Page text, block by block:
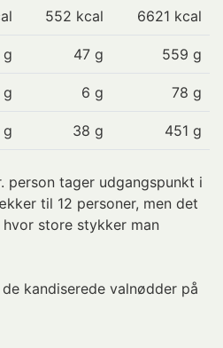
552 kcal 6621 kcal
g 47 g 559 g
g 6 g 78 g
g 38 g 451 g
person tager udgangspunkt i
til 12 personer, men det
store stykker man
kandiserede valnødder på